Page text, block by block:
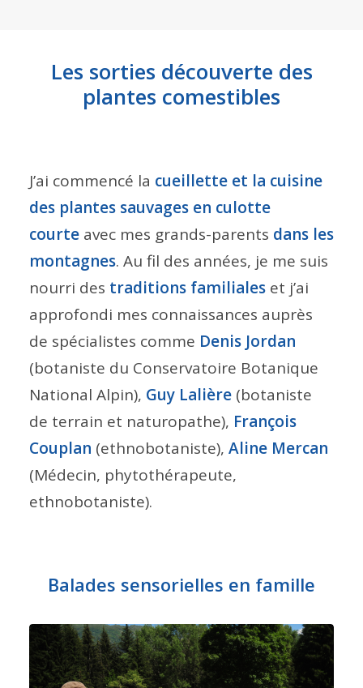
Les sorties découverte des
plantes comestibles
J’ai commencé la cueillette et la cuisine
des plantes sauvages en culotte
courte avec mes grands-parents dans les
montagnes. Au fil des années, je me suis
nourri des traditions familiales et j’ai
approfondi mes connaissances auprès
de spécialistes comme Denis Jordan
(botaniste du Conservatoire Botanique
National Alpin), Guy Lalière (botaniste
de terrain et naturopathe), François
Couplan (ethnobotaniste), Aline Mercan
(Médecin, phytothérapeute,
ethnobotaniste).
Balades sensorielles en famille